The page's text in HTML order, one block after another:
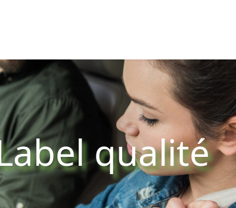
qualité